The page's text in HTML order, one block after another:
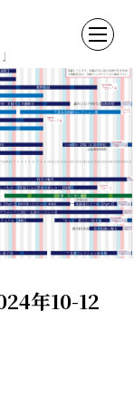
年10-12